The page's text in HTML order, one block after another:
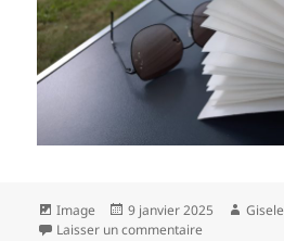
Format
Image
Publié
le
9 janvier 2025 Auteur
Gisele
Laisser un commentaire